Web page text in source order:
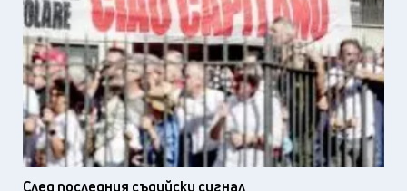
След последния съдийски сигнал